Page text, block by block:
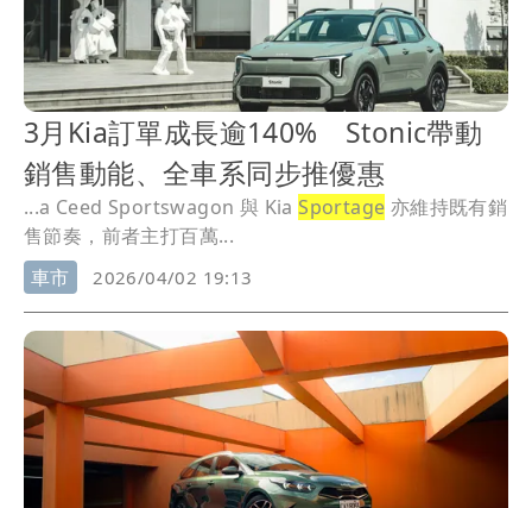
3月Kia訂單成長逾140% Stonic帶動
銷售動能、全車系同步推優惠
...a Ceed Sportswagon 與 Kia Sportage 亦維持既有銷
售節奏，前者主打百萬...
車市
2026/04/02 19:13